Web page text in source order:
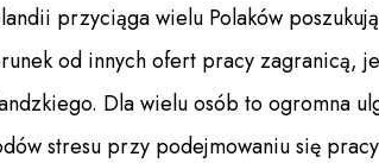
przyciąga wielu Polaków
od innych ofert pracy zagranicą,
Dla wielu osób to ogromna
stresu przy podejmowaniu się